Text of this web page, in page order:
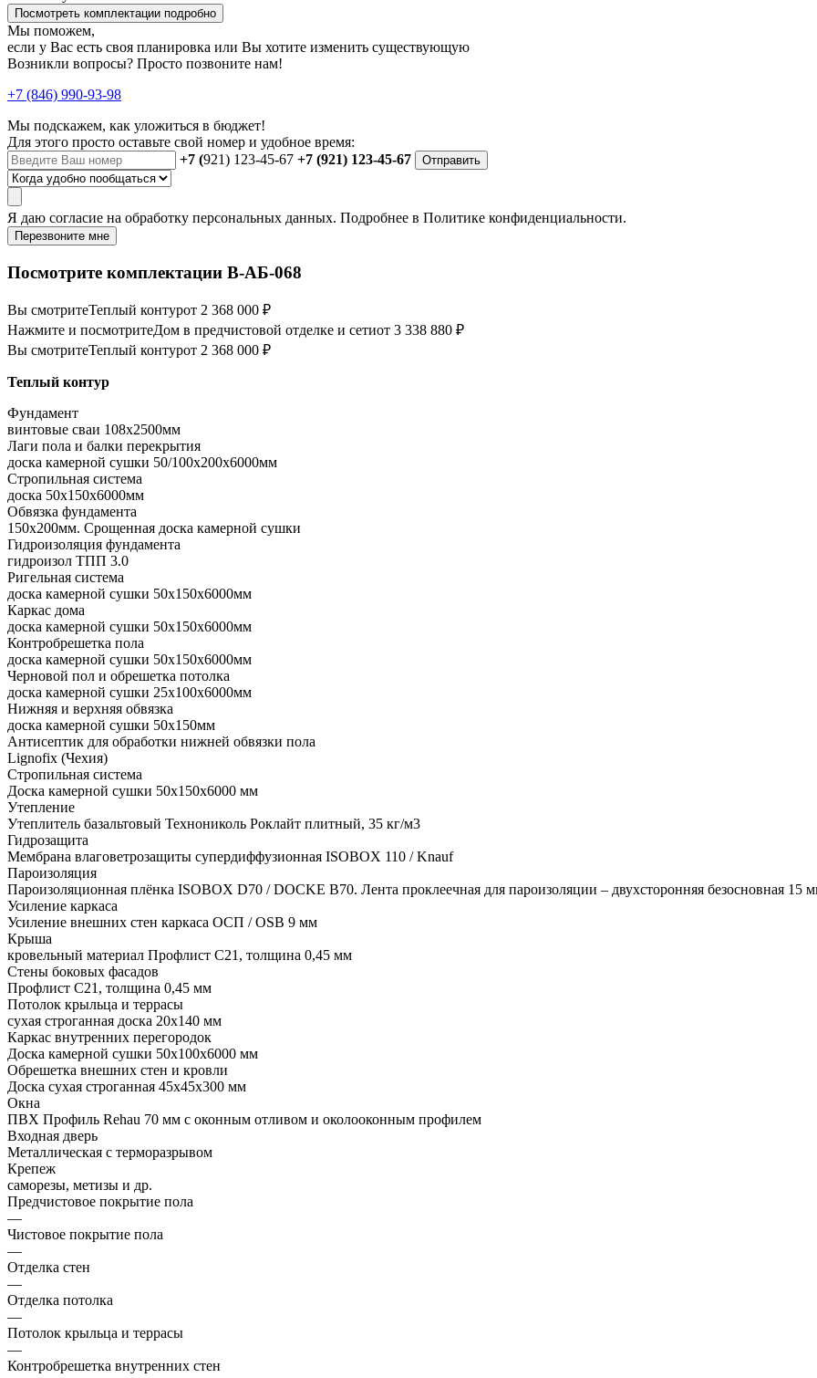
Посмотреть комплектации подробно
Мы поможем,
если у Вас есть своя планировка или Вы хотите изменить существующую
Возникли вопросы? Просто позвоните нам!
+7 (846) 990-93-98
Мы подскажем, как уложиться в бюджет!
Для этого просто оставьте свой номер и удобное время:
+7 (921) 123-45-67 +7 (921) 123-45-67 Отправить
Я даю согласие на обработку персональных данных. Подробнее в Политике конфиденциальности.
Перезвоните мне
Посмотрите комплектации В-АБ-068
Вы смотритеТеплый контурот 2 368 000 ₽
Нажмите и посмотритеДом в предчистовой отделке и сетиот 3 338 880 ₽
Вы смотритеТеплый контурот 2 368 000 ₽
Теплый контур
Фундамент
винтовые сваи 108x2500мм
Лаги пола и балки перекрытия
доска камерной сушки 50/100x200x6000мм
Стропильная система
доска 50x150x6000мм
Обвязка фундамента
150x200мм. Срощенная доска камерной сушки
Гидроизоляция фундамента
гидроизол ТПП 3.0
Ригельная система
доска камерной сушки 50x150x6000мм
Каркас дома
доска камерной сушки 50x150x6000мм
Контробрешетка пола
доска камерной сушки 50x150x6000мм
Черновой пол и обрешетка потолка
доска камерной сушки 25x100x6000мм
Нижняя и верхняя обвязка
доска камерной сушки 50x150мм
Антисептик для обработки нижней обвязки пола
Lignofix (Чехия)
Стропильная система
Доска камерной сушки 50х150х6000 мм
Утепление
Утеплитель базальтовый Технониколь Роклайт плитный, 35 кг/м3
Гидрозащита
Мембрана влаговетрозащиты супердиффузионная ISOBOX 110 / Knauf
Пароизоляция
Пароизоляционная плёнка ISOBOX D70 / DOCKЕ B70. Лента проклеечная для пароизоляции – двухсторонняя безосновная 15
Усиление каркаса
Усиление внешних стен каркаса ОСП / OSB 9 мм
Крыша
кровельный материал Профлист С21, толщина 0,45 мм
Стены боковых фасадов
Профлист С21, толщина 0,45 мм
Потолок крыльца и террасы
сухая строганная доска 20х140 мм
Каркас внутренних перегородок
Доска камерной сушки 50х100х6000 мм
Обрешетка внешних стен и кровли
Доска сухая строганная 45х45х300 мм
Окна
ПВХ Профиль Rehau 70 мм с оконным отливом и околооконным профилем
Входная дверь
Металлическая с терморазрывом
Крепеж
саморезы, метизы и др.
Предчистовое покрытие пола
—
Чистовое покрытие пола
—
Отделка стен
—
Отделка потолка
—
Потолок крыльца и террасы
—
Контробрешетка внутренних стен